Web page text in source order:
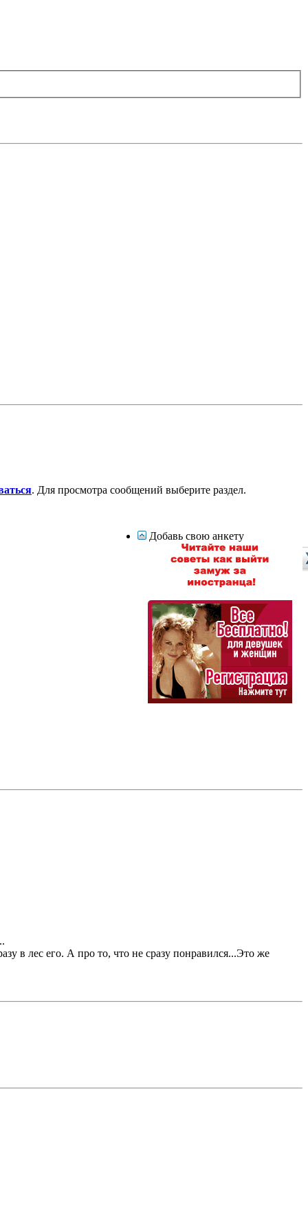
. Для просмотра сообщений выберите раздел.
в лес его. А про то, что не сразу понравился...Это же
Добавь свою анкету